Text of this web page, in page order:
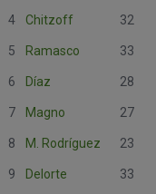
4 Chitzoff 32
5 Ramasco 33
6 Díaz 28
7 Magno 27
8 M. Rodríguez 23
9 Delorte 33